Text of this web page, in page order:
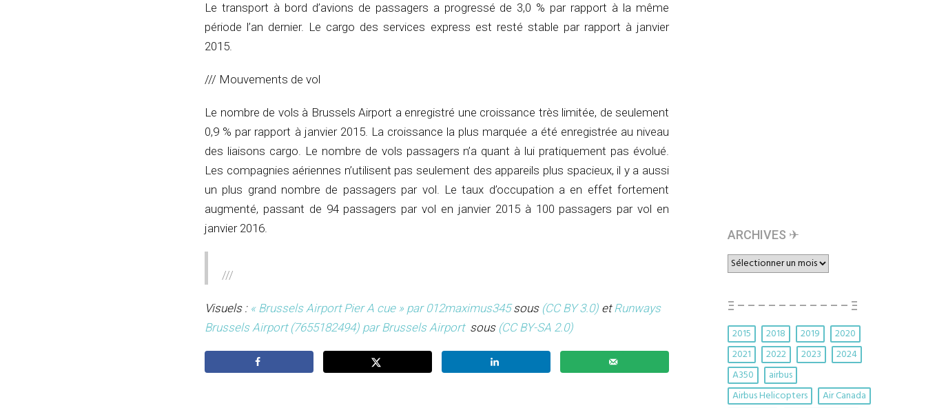
Le transport à bord d’avions de passagers a progressé de 3,0 % par rapport à la même
période l’an dernier. Le cargo des services express est resté stable par rapport à janvier
2015.
/// Mouvements de vol
Le nombre de vols à Brussels Airport a enregistré une croissance très limitée, de seulement
0,9 % par rapport à janvier 2015. La croissance la plus marquée a été enregistrée au niveau
des liaisons cargo. Le nombre de vols passagers n’a quant à lui pratiquement pas évolué.
Les compagnies aériennes n’utilisent pas seulement des appareils plus spacieux, il y a aussi
un plus grand nombre de passagers par vol. Le taux d’occupation a en effet fortement
augmenté, passant de 94 passagers par vol en janvier 2015 à 100 passagers par vol en
janvier 2016.
///
Visuels : « Brussels Airport Pier A cue » par 012maximus345sous (CC BY 3.0) etRunways
Brussels Airport (7655182494) par Brussels Airport sous (CC BY-SA 2.0)
ARCHIVES ✈︎
ARCHIVES
✈︎
Ξ – – – – – – – – – – – Ξ
2015 2018 2019
2020
2021
2022 2023
2024
A350
airbus
Airbus Helicopters
Air Canada